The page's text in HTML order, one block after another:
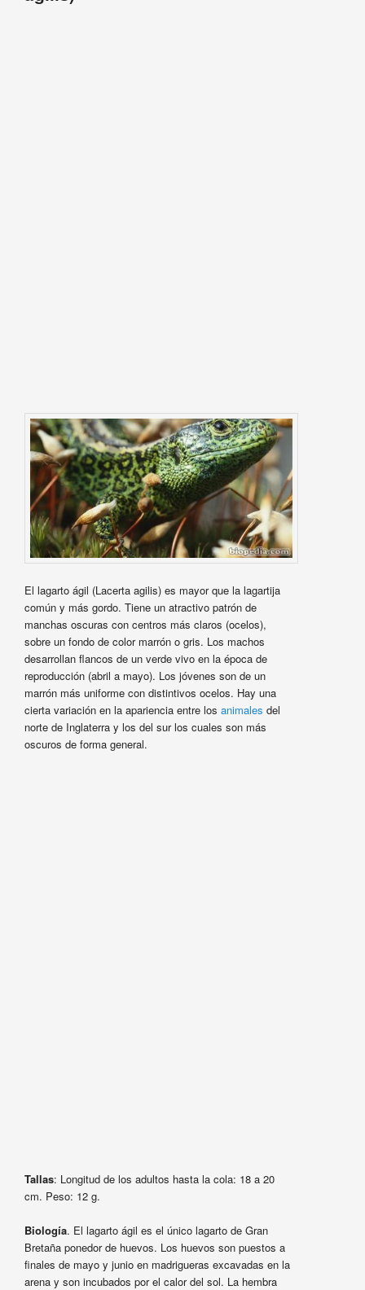
El lagarto ágil (Lacerta agilis) es mayor que la lagartija
común y más gordo. Tiene un atractivo patrón de
manchas oscuras con centros más claros (ocelos),
sobre un fondo de color marrón o gris. Los machos
desarrollan flancos de un verde vivo en la época de
reproducción (abril a mayo). Los jóvenes son de un
marrón más uniforme con distintivos ocelos. Hay una
cierta variación en la apariencia entre los animales del
norte de Inglaterra y los del sur los cuales son más
oscuros de forma general.
Tallas: Longitud de los adultos hasta la cola: 18 a 20
cm. Peso: 12 g.
Biología. El lagarto ágil es el único lagarto de Gran
Bretaña ponedor de huevos. Los huevos son puestos a
finales de mayo y junio en madrigueras excavadas en la
arena y son incubados por el calor del sol. La hembra